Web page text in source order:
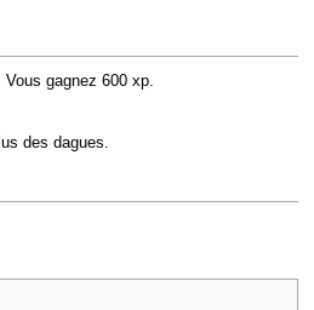
gagnez 600 xp.
des dagues.